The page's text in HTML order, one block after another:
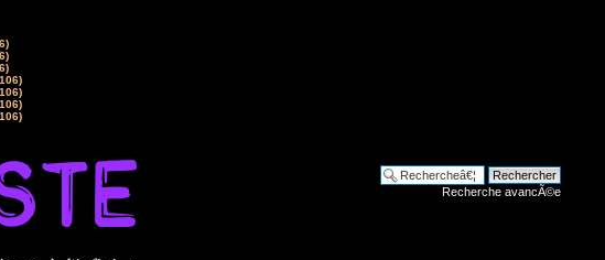
Recherche avancÃ©e